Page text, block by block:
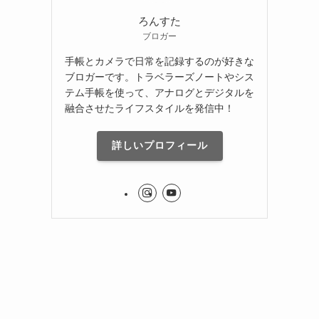
ろんすた
ブロガー
手帳とカメラで日常を記録するのが好きな
ブロガーです。トラベラーズノートやシス
テム手帳を使って、アナログとデジタルを
融合させたライフスタイルを発信中！
詳しいプロフィール